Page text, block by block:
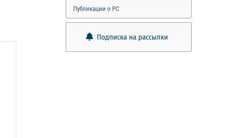
Публикации о РС
Подписка на рассылки